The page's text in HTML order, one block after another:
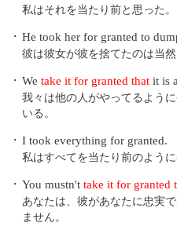
私はそれを当たり前と思った。
・ He took her for granted to
彼は彼女が彼を捨てたのは当然
・ We take it for granted that it is
我々は他の人がやってるよう
いる。
・ I took everything for granted.
私はすべてを当たり前のように
・ You mustn't take it for granted
あなたは、彼があなたに忠実
ません。